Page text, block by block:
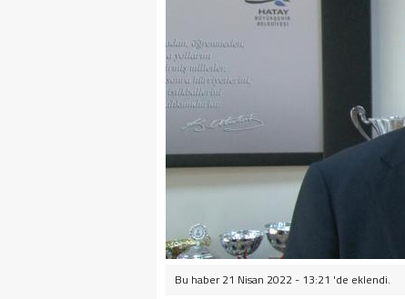
Bu haber 21 Nisan 2022 - 13:21 'de eklendi.